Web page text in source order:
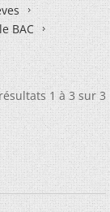
BAC
1 à 3 sur 3